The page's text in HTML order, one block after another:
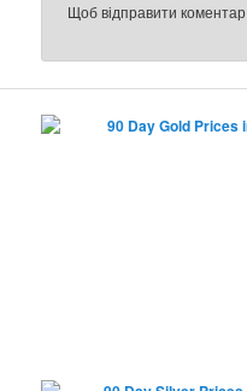
Щоб відправити